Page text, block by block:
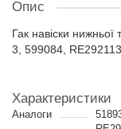
Опис
Гак навіски
3, 599084,
Характеристики
Аналоги